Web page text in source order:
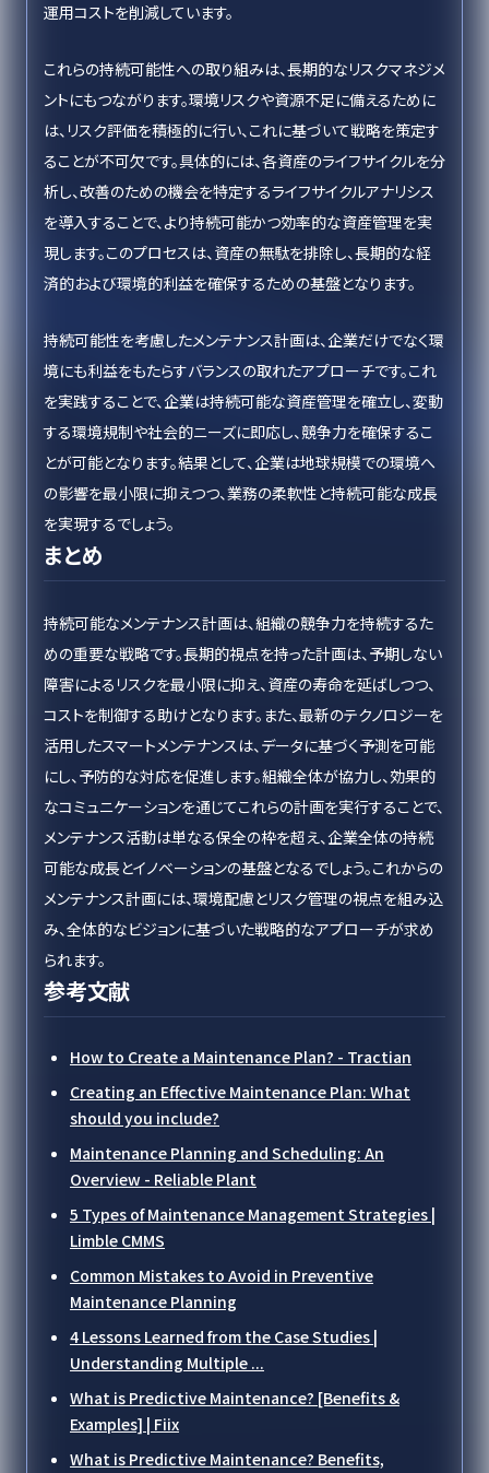
運用コストを削減しています。
これらの持続可能性への取り組みは、長期的なリスクマネジメ
ントにもつながります。環境リスクや資源不足に備えるために
は、リスク評価を積極的に行い、これに基づいて戦略を策定す
ることが不可欠です。具体的には、各資産のライフサイクルを分
析し、改善のための機会を特定するライフサイクルアナリシス
を導入することで、より持続可能かつ効率的な資産管理を実
現します。このプロセスは、資産の無駄を排除し、長期的な経
済的および環境的利益を確保するための基盤となります。
持続可能性を考慮したメンテナンス計画は、企業だけでなく環
境にも利益をもたらすバランスの取れたアプローチです。これ
を実践することで、企業は持続可能な資産管理を確立し、変動
する環境規制や社会的ニーズに即応し、競争力を確保するこ
とが可能となります。結果として、企業は地球規模での環境へ
の影響を最小限に抑えつつ、業務の柔軟性と持続可能な成長
を実現するでしょう。
まとめ
持続可能なメンテナンス計画は、組織の競争力を持続するた
めの重要な戦略です。長期的視点を持った計画は、予期しない
障害によるリスクを最小限に抑え、資産の寿命を延ばしつつ、
コストを制御する助けとなります。また、最新のテクノロジーを
活用したスマートメンテナンスは、データに基づく予測を可能
にし、予防的な対応を促進します。組織全体が協力し、効果的
なコミュニケーションを通じてこれらの計画を実行することで、
メンテナンス活動は単なる保全の枠を超え、企業全体の持続
可能な成長とイノベーションの基盤となるでしょう。これからの
メンテナンス計画には、環境配慮とリスク管理の視点を組み込
み、全体的なビジョンに基づいた戦略的なアプローチが求め
られます。
参考文献
How to Create a Maintenance Plan? - Tractian
Creating an Effective Maintenance Plan: What
should you include?
Maintenance Planning and Scheduling: An
Overview - Reliable Plant
5 Types of Maintenance Management Strategies |
Limble CMMS
Common Mistakes to Avoid in Preventive
Maintenance Planning
4 Lessons Learned from the Case Studies |
Understanding Multiple ...
What is Predictive Maintenance? [Benefits &
Examples] | Fiix
What is Predictive Maintenance? Benefits,